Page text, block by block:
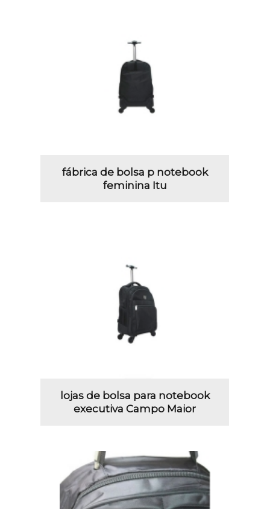
fábrica de bolsa p notebook
feminina Itu
lojas de bolsa para notebook
executiva Campo Maior